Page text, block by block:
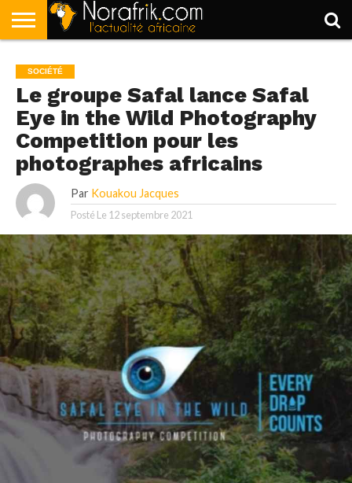
POLITIQUE
SOCIÉTÉ
ECONOMIE
SPORT
LIFESTYLE
SOCIÉTÉ
Le groupe Safal lance Safal
Eye in the Wild Photography
Competition pour les
photographes africains
Par Kouakou Jacques
Posté Le 12 septembre 2021